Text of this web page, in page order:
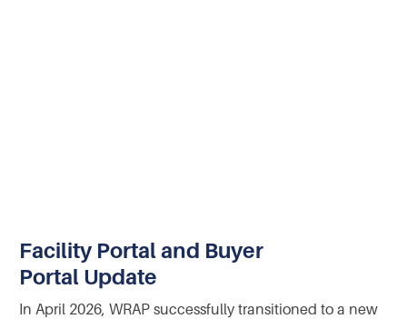
Facility Portal and Buyer
Portal Update
In April 2026, WRAP successfully transitioned to a new